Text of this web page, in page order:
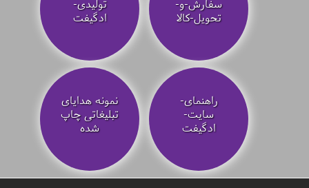
سفارش-و-
تحویل-کالا
تولیدی-
ادگیفت
راهنمای-
سایت-
ادگیفت
نمونه هدایای
تبلیغاتی چاپ
شده